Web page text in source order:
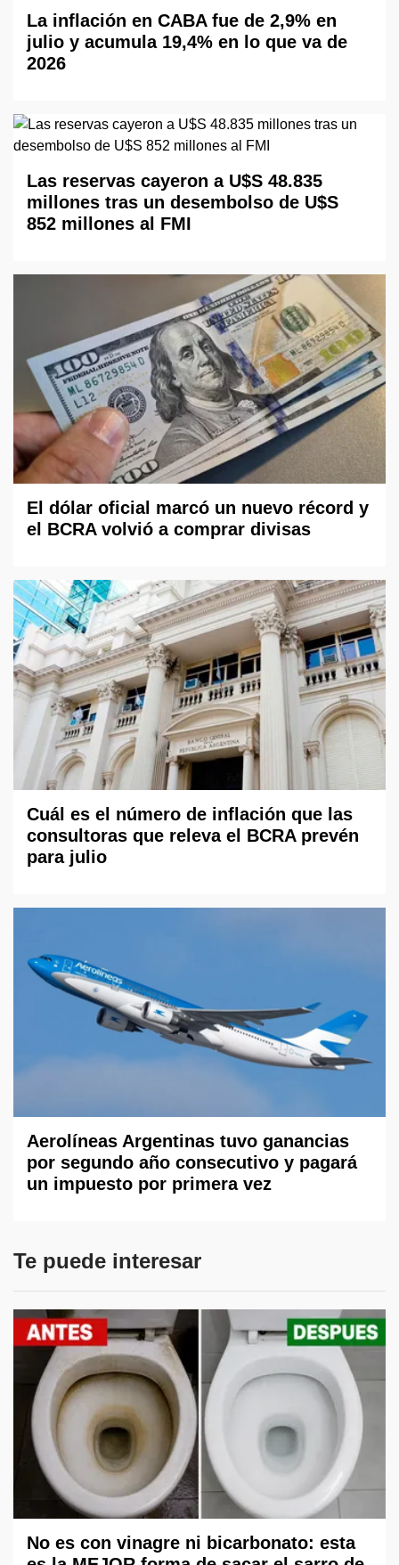
La inflación en CABA fue de 2,9% en
julio y acumula 19,4% en lo que va de
2026
Las reservas cayeron a U$S 48.835
millones tras un desembolso de U$S
852 millones al FMI
El dólar oficial marcó un nuevo récord y
el BCRA volvió a comprar divisas
Cuál es el número de inflación que las
consultoras que releva el BCRA prevén
para julio
Aerolíneas Argentinas tuvo ganancias
por segundo año consecutivo y pagará
un impuesto por primera vez
Te puede interesar
No es con vinagre ni bicarbonato: esta